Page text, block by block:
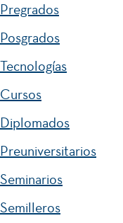
Pregrados
Posgrados
Tecnologías
Cursos
Diplomados
Preuniversitarios
Seminarios
Semilleros